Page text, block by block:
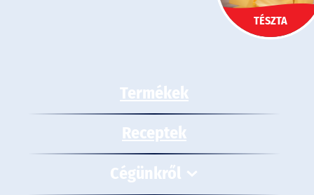
TÉSZTA
Termékek
Receptek
Cégünkről